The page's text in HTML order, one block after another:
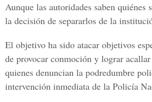
Aunque las autoridades saben quiénes
la decisión de separarlos de la
El objetivo ha sido atacar objetivos
de provocar conmoción y lograr
quienes denuncian la podredumbre
intervención inmediata de la Policía